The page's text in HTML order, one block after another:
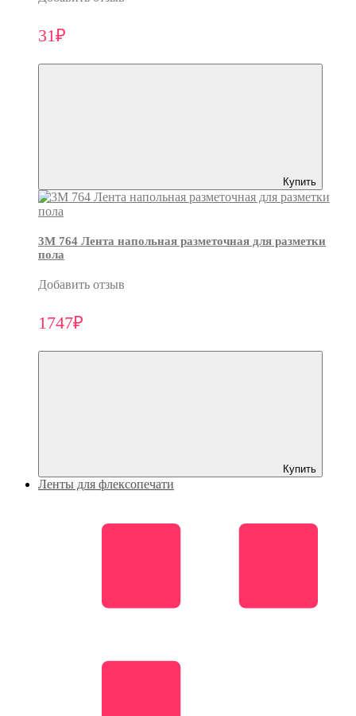
31₽
Купить
3M 764 Лента напольная разметочная для разметки
пола
Добавить отзыв
1747₽
Купить
Ленты для флексопечати